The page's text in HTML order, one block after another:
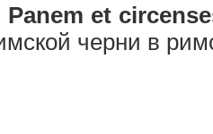
Panem et
черни в